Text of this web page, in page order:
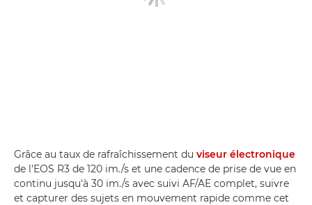
Grâce au taux de rafraîchissement du viseur électronique
de l'EOS R3 de 120 im./s et une cadence de prise de vue en
continu jusqu'à 30 im./s avec suivi AF/AE complet, suivre
et capturer des sujets en mouvement rapide comme cet